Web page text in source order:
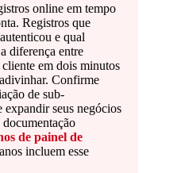
online em tempo
Registros que
e qual
diferença entre
em dois minutos
Confirme
de sub-
expandir seus negócios
documentação
de painel de
incluem esse